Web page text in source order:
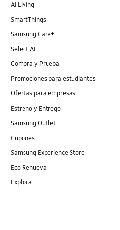
AI Living
SmartThings
Samsung Care+
Select AI
Compra y Prueba
Promociones para estudiantes
Ofertas para empresas
Estreno y Entrego
Samsung Outlet
Cupones
Samsung Experience Store
Eco Renueva
Explora